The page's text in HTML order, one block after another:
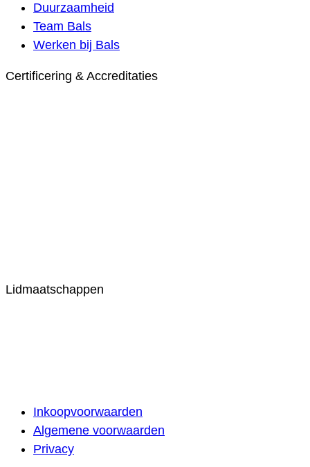
Duurzaamheid
Team Bals
Werken bij Bals
Certificering & Accreditaties
Lidmaatschappen
Inkoopvoorwaarden
Algemene voorwaarden
Privacy